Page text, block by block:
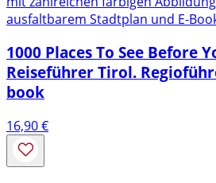
ausfaltbarem Stadtplan und E-
1000 Places To See Before
Reiseführer Tirol.
book
16,90€